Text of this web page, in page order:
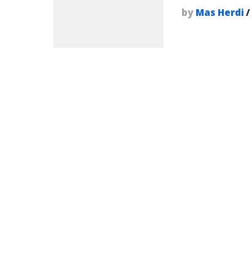
by Mas Herdi /